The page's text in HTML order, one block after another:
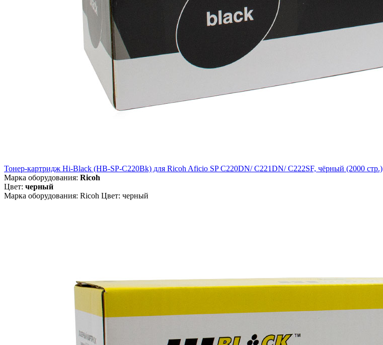
Тонер-картридж Hi-Black (HB-SP-C220Bk) для Ricoh Aficio SP C220DN/ C221DN/ C222SF, чёрный (2000 стр.)
Марка оборудования: Ricoh
Цвет: черный
Марка оборудования: Ricoh Цвет: черный